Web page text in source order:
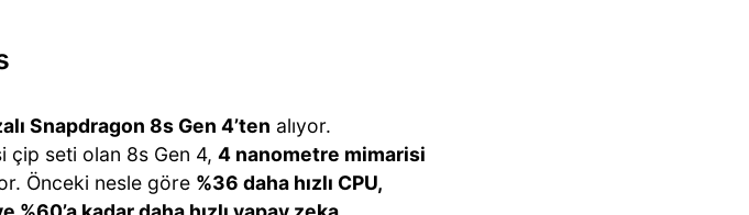
Snapdragon 8s Gen 4’ten alıyor.
çip seti olan 8s Gen 4, 4 nanometre mimarisi
Önceki nesle göre %36 daha hızlı CPU,